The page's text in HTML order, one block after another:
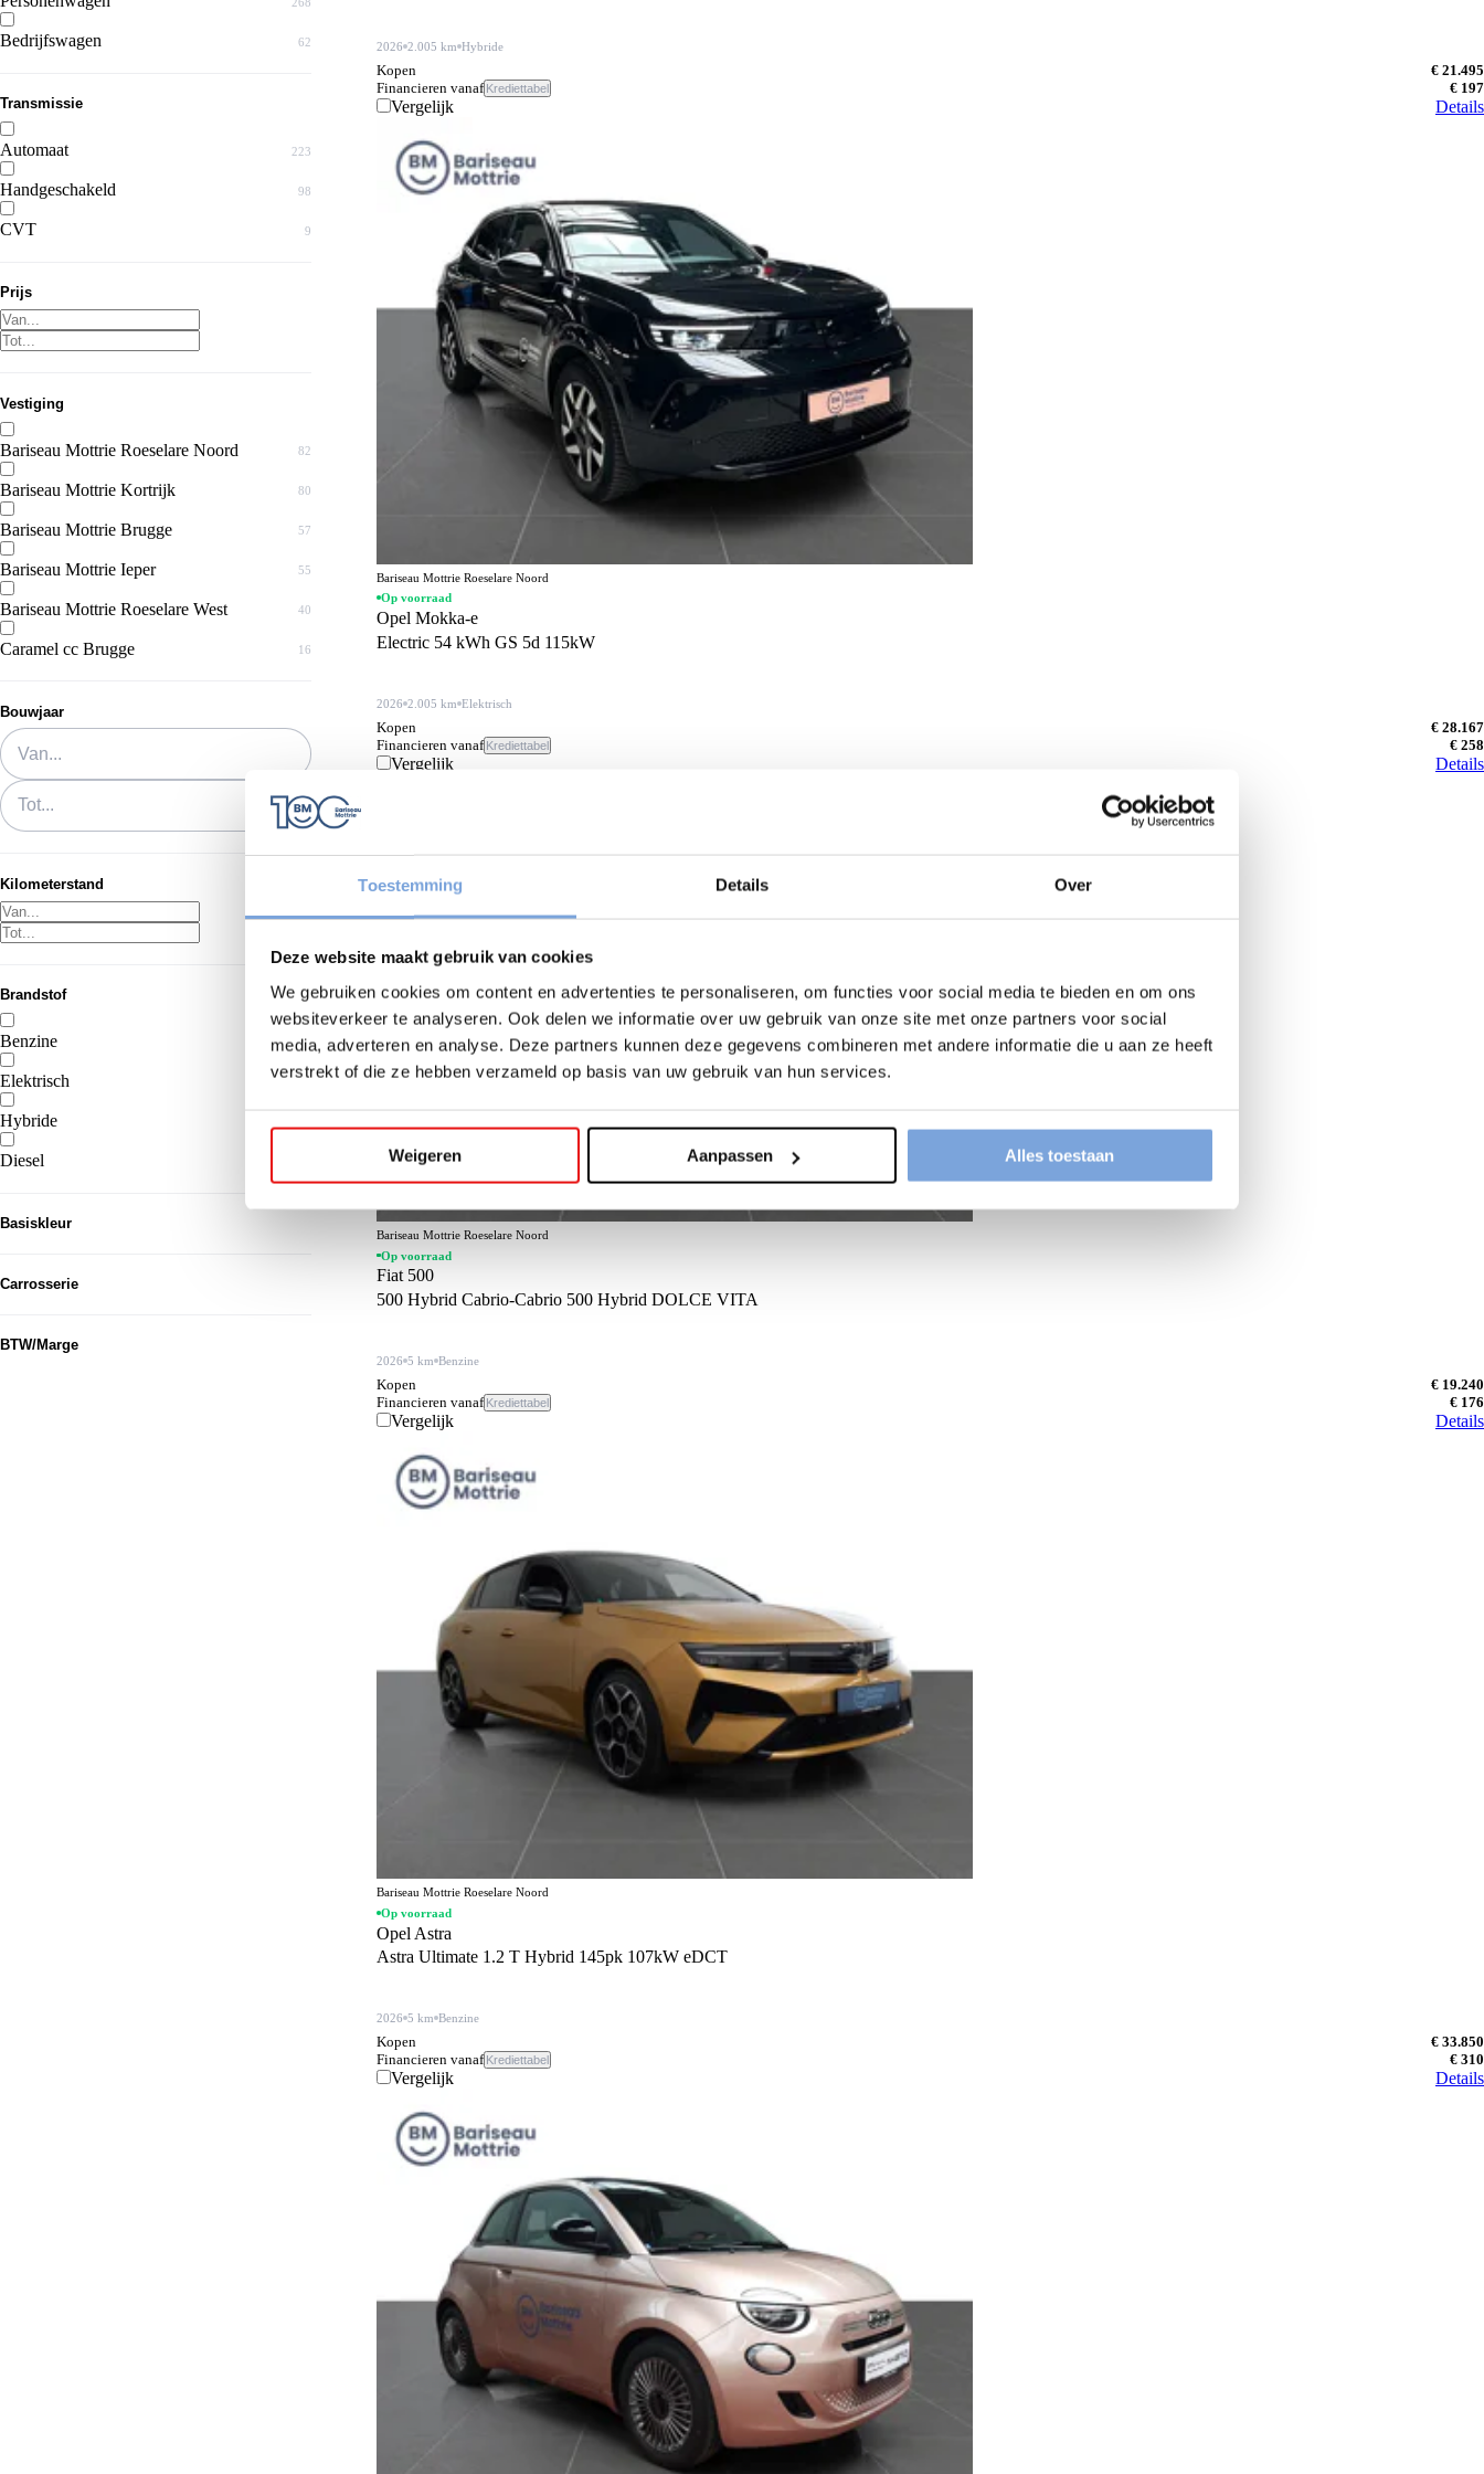
Toestemming Details Over
Deze website maakt gebruik van cookies
We gebruiken cookies om content en advertenties te personaliseren, om functies voor social media te bieden en om ons
websiteverkeer te analyseren. Ook delen we informatie over uw gebruik van onze site met onze partners voor social
media, adverteren en analyse. Deze partners kunnen deze gegevens combineren met andere informatie die u aan ze heeft
verstrekt of die ze hebben verzameld op basis van uw gebruik van hun services.
Weigeren Aanpassen Alles toestaan
Bedrijfswagen 62
Transmissie
Automaat 223
Handgeschakeld 98
CVT 9
Prijs
Vestiging
Bariseau Mottrie Roeselare Noord 82
Bariseau Mottrie Kortrijk 80
Bariseau Mottrie Brugge 57
Bariseau Mottrie Ieper 55
Bariseau Mottrie Roeselare West 40
Caramel cc Brugge 16
Bouwjaar
Van...
Tot...
Kilometerstand
Brandstof
Benzine 127
Elektrisch 79
Hybride
Diesel
Basiskleur
Wit
Carrosserie
BTW/Marge
2026 2.005 km Hybride
Kopen
€ 21.495
Financieren vanaf Krediettabel € 197
Vergelijk Details
Bariseau Mottrie Roeselare Noord
Op voorraad
Opel Mokka-e
Electric 54 kWh GS 5d 115kW
2026 2.005 km Elektrisch
Kopen
€ 28.167
Financieren vanaf Krediettabel € 258
Vergelijk Details
Bariseau Mottrie Roeselare Noord
Op voorraad
Fiat 500
500 Hybrid Cabrio-Cabrio 500 Hybrid DOLCE VITA
2026 5 km Benzine
Kopen
€ 19.240
Financieren vanaf Krediettabel € 176
Vergelijk Details
Bariseau Mottrie Roeselare Noord
Op voorraad
Opel Astra
Astra Ultimate 1.2 T Hybrid 145pk 107kW eDCT
2026 5 km Benzine
Kopen
€ 33.850
Financieren vanaf Krediettabel € 310
Vergelijk Details